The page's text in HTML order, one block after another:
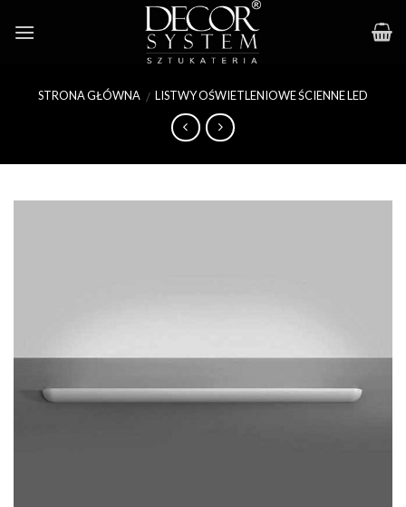
STRONA GŁÓWNA / LISTWY OŚWIETLENIOWE ŚCIENNE LED